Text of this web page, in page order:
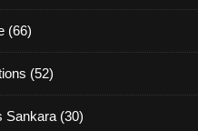
(66)
(52)
Sankara (30)